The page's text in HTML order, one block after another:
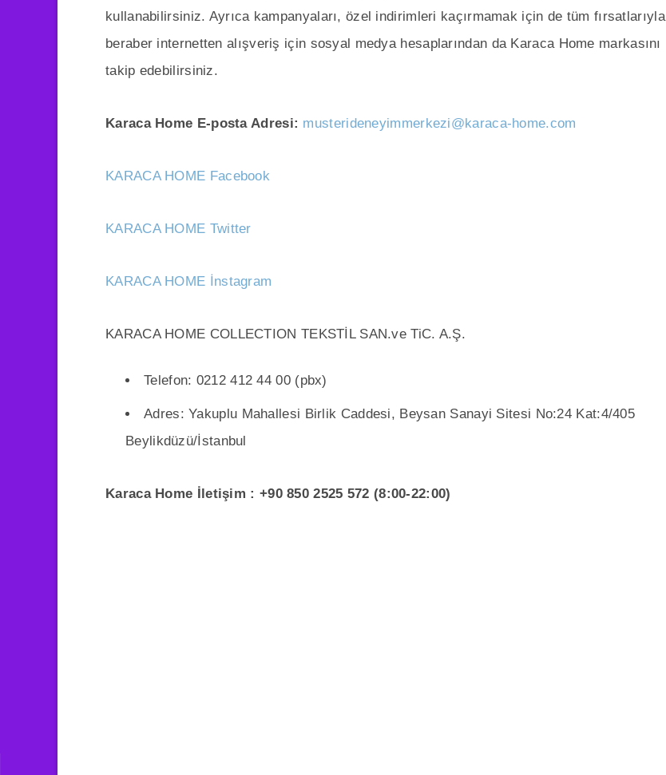
kullanabilirsiniz. Ayrıca kampanyaları, özel indirimleri kaçırmamak için de tüm fırsatlarıyla
beraber internetten alışveriş için sosyal medya hesaplarından da Karaca Home markasını
takip edebilirsiniz.
Karaca Home E-posta Adresi: musterideneyimmerkezi@karaca-home.com
KARACA HOME Facebook
KARACA HOME Twitter
KARACA HOME İnstagram
KARACA HOME COLLECTION TEKSTİL SAN.ve TiC. A.Ş.
Telefon: 0212 412 44 00 (pbx)
Adres: Yakuplu Mahallesi Birlik Caddesi, Beysan Sanayi Sitesi No:24 Kat:4/405
Beylikdüzü/İstanbul
Karaca Home İletişim : +90 850 2525 572 (8:00-22:00)